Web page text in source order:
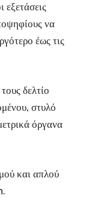
εξετάσεις
να
έως τις
δελτίο
στυλό
όργανα
και απλού